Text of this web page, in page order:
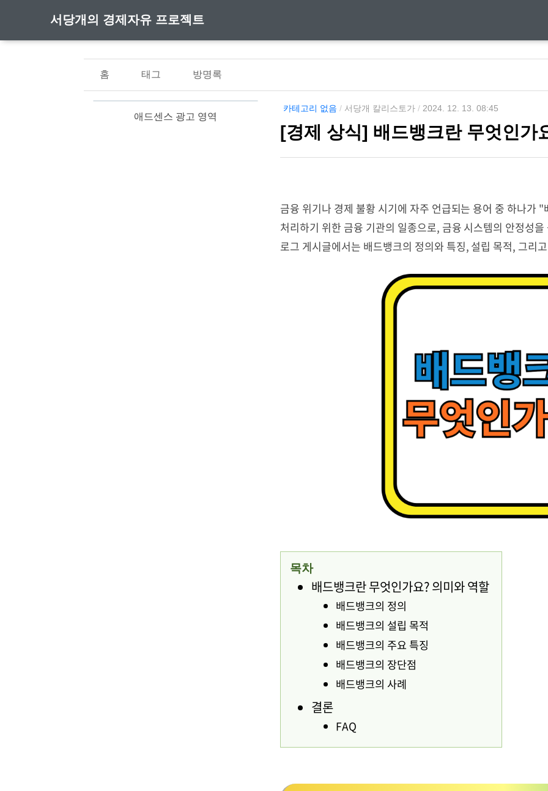
서당개의 경제자유 프로젝트
홈 태그 방명록
카테고리 없음 / 서당개 칼리스토가 / 2024. 12. 13. 08:45
[경제 상식] 배드뱅크란 무엇인가
금융 위기나 경제 불황 시기에 자주 언급되는 용어 중 하나가
처리하기 위한 금융 기관의 일종으로, 금융 시스템의 안정성
로그 게시글에서는 배드뱅크의 정의와 특징, 설립 목적, 그리
목차
배드뱅크란 무엇인가요? 의미와 역할
배드뱅크의 정의
배드뱅크의 설립 목적
배드뱅크의 주요 특징
배드뱅크의 장단점
배드뱅크의 사례
결론
FAQ
애드센스 광고 영역